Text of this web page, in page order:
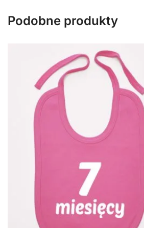
Podobne produkty